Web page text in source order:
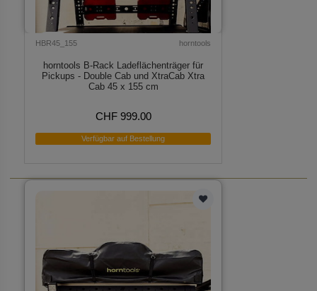
HBR45_155 horntools
horntools B-Rack Ladeflächenträger für
Pickups - Double Cab und XtraCab Xtra
Cab 45 x 155 cm
CHF 999.00
Verfügbar auf Bestellung